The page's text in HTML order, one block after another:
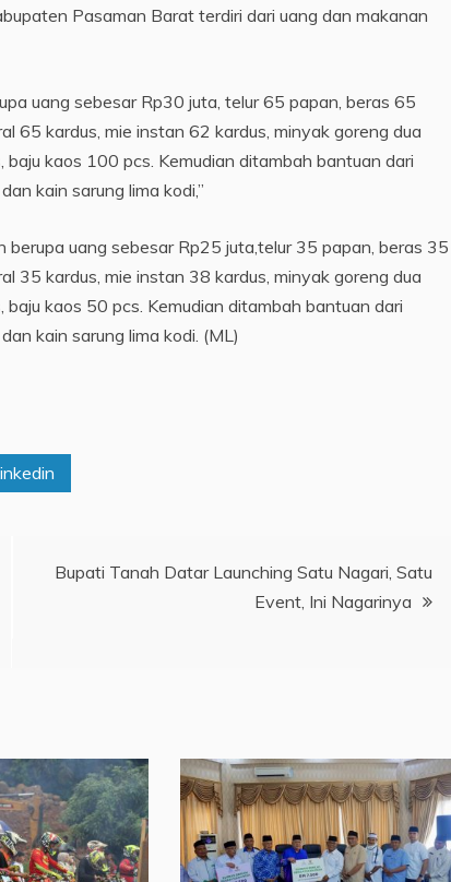
Pasaman Barat terdiri dari uang dan makanan
uang sebesar Rp30 juta, telur 65 papan, beras 65
65 kardus, mie instan 62 kardus, minyak goreng dua
kaos 100 pcs. Kemudian ditambah bantuan dari
kain sarung lima kodi,”
uang sebesar Rp25 juta,telur 35 papan, beras 35
35 kardus, mie instan 38 kardus, minyak goreng dua
kaos 50 pcs. Kemudian ditambah bantuan dari
kain sarung lima kodi. (ML)
Bupati Tanah Datar Launching Satu Nagari, Satu
Event, Ini Nagarinya